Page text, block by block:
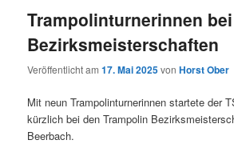
Trampolinturnerinnen bei
Bezirksmeisterschaften
Veröffentlicht am17. Mai 2025vonHorst Ober
Mit neun Trampolinturnerinnen startete der
kürzlich bei den Trampolin
Beerbach.